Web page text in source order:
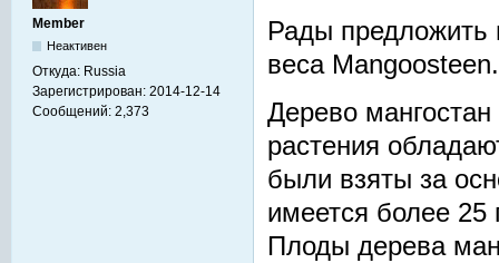
Member
Неактивен
Откуда: Russia
Зарегистрирован: 2014-12-14
Сообщений: 2,373
Рады предложить
веса
Дерево
растения
были взяты за
имеется более 25
Плоды дерева